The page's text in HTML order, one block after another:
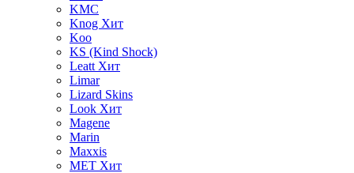
KMC
Knog Хит
Koo
KS (Kind Shock)
Leatt Хит
Limar
Lizard Skins
Look Хит
Magene
Marin
Maxxis
MET Хит